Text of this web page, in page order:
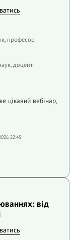
професор
доцент
цікавий вебінар,
22:45
від